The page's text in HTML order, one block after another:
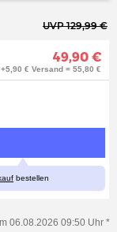
UVP 129,99 €
bestellen
49,90 €
+5,90 € Versand = 55,80 €
06.08.2026 09:50 Uhr *